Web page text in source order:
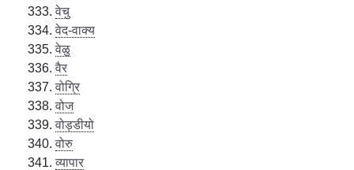
वेचु
वेद-वाक्य
वेळु
वैर
वोग्रि
वोज
वोड्डीयो
वोरु
व्यापार